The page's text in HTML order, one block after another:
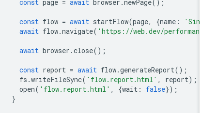
const page = await browser.newPage
const flow = await startFlow(page, {name :
await flow.navigate('https://web.dev/
await browser.close
const report = await flow.generateReport
fs.writeFileSync('flow.report.html', report
open('flow.report.html', {wait: false